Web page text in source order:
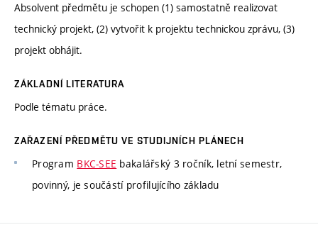
Absolvent předmětu je schopen (1) samostatně realizovat
technický projekt, (2) vytvořit k projektu technickou zprávu, (3)
projekt obhájit.
ZÁKLADNÍ LITERATURA
Podle tématu práce.
ZAŘAZENÍ PŘEDMĚTU VE STUDIJNÍCH PLÁNECH
Program BKC-SEE bakalářský 3 ročník, letní semestr,
povinný, je součástí profilujícího základu